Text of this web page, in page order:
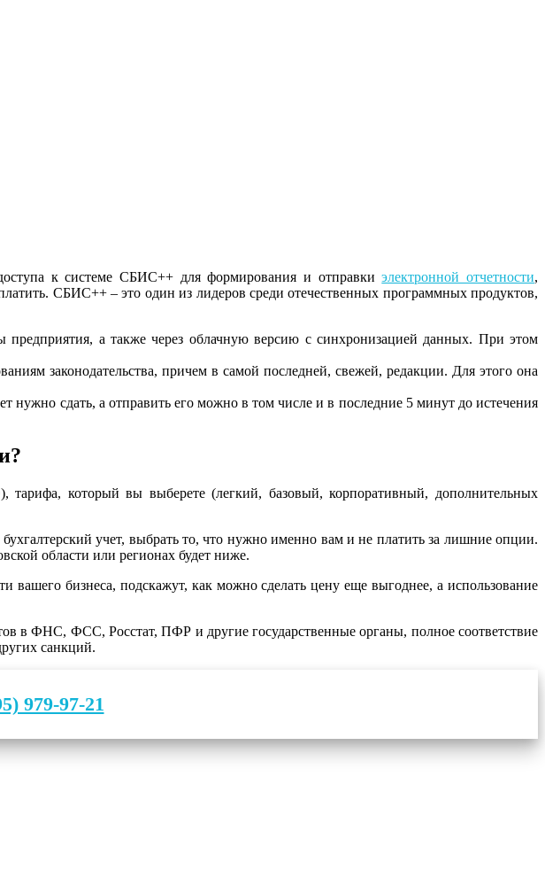
к системе СБИС++ для формирования и отправкиэлектронной отчетности,
СБИС++ – это один из лидеров среди отечественных программных продуктов,
а также через облачную версию с синхронизацией данных. При этом
законодательства, причем в самой последней, свежей, редакции. Для этого она
нужно сдать, а отправить его можно в том числе и в последние 5 минут до истечения
который вы выберете (легкий, базовый, корпоративный, дополнительных
учет, выбрать то, что нужно именно вам и не платить за лишние опции.
области или регионах будет ниже.
бизнеса, подскажут, как можно сделать цену еще выгоднее, а использование
в ФНС, ФСС, Росстат, ПФР и другие государственные органы, полное соответствие
санкций.
979-97-21